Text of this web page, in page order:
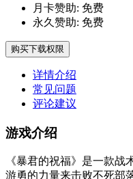
月卡赞助: 免费
永久赞助: 免费
购买下载权限
详情介绍
常见问题
评论建议
游戏介绍
《暴君的祝福》是一款
游勇的力量来击败不死